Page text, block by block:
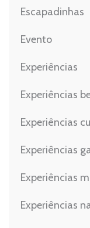
Escapadinhas
Evento
Experiências
Experiências
Experiências
Experiências
Experiências
Experiências